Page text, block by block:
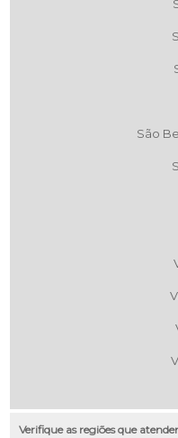
São
Verifique as regiões que